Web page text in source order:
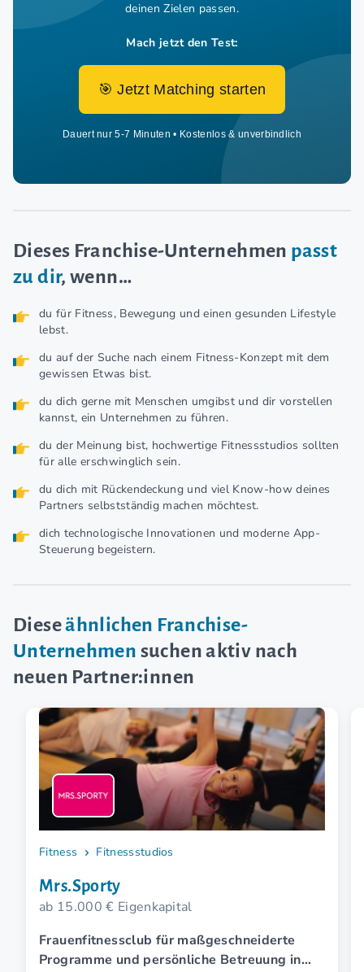
deinen Zielen passen.
Mach jetzt den Test:
🎯 Jetzt Matching starten
Dauert nur 5-7 Minuten • Kostenlos & unverbindlich
Dieses Franchise-Unternehmen passt
zu dir, wenn…
du für Fitness, Bewegung und einen gesunden Lifestyle
lebst.
du auf der Suche nach einem Fitness-Konzept mit dem
gewissen Etwas bist.
du dich gerne mit Menschen umgibst und dir vorstellen
kannst, ein Unternehmen zu führen.
du der Meinung bist, hochwertige Fitnessstudios sollten
für alle erschwinglich sein.
du dich mit Rückendeckung und viel Know-how deines
Partners selbstständig machen möchtest.
dich technologische Innovationen und moderne App-
Steuerung begeistern.
Dieseähnlichen Franchise-
Unternehmen suchen aktiv nach
neuen Partner:innen
Fitness Fitnessstudios
Mrs.Sporty
ab 15.000 € Eigenkapital
Frauenfitnessclub für maßgeschneiderte
Programme und persönliche Betreuung in